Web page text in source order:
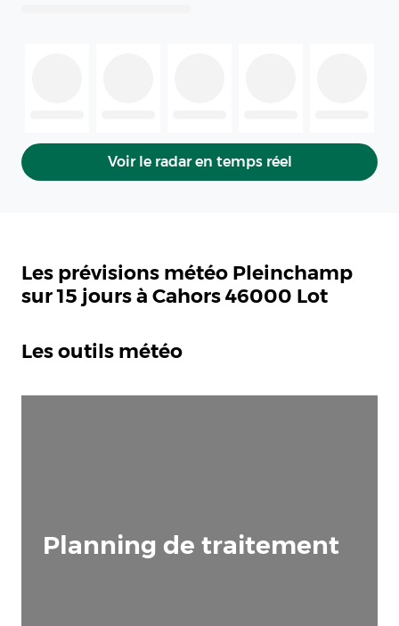
Voir le radar en temps réel
Les prévisions météo Pleinchamp
sur 15 jours à Cahors 46000 Lot
Les outils météo
Planning de traitement